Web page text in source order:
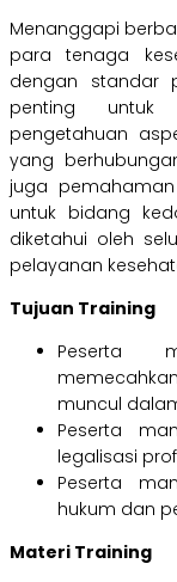
Menanggapi
para tenaga
dengan standar
penting untuk
pengetahuan
yang
juga
untuk bidang
diketahui oleh
pelayanan
Tujuan Training
Peserta
muncul
Peserta
legalisasi
Peserta
hukum dan
Materi Training